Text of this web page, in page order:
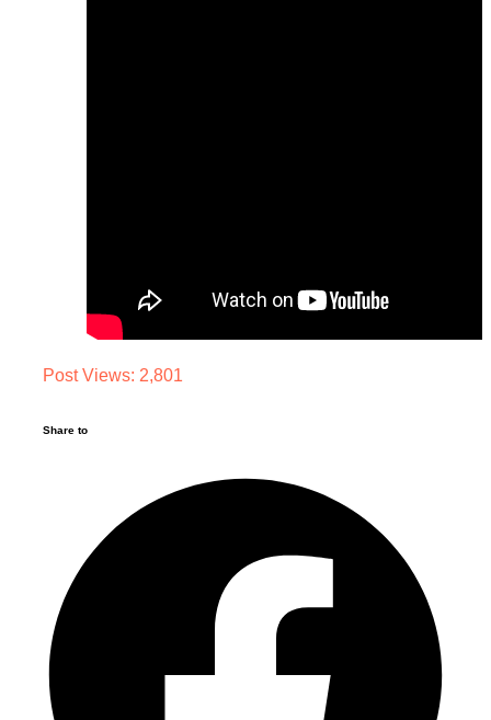
Post Views: 2,801
Share to